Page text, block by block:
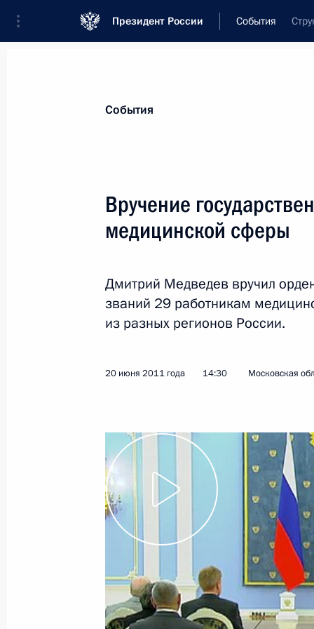
Президент России События
Новости
Все комиссии и советы
Юрий Шалаков освобождён от
Департамента экономической
28 июня 2011 года, 10:00
27 июня 2011 года, понедельник
События
Вручение
медицинской сферы
Дмитрий Медведев вручил
званий 29 работникам
из разных регионов России.
20 июня 2011 года 14:30 Московская